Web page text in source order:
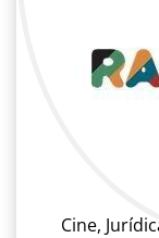
Cine
Cine,